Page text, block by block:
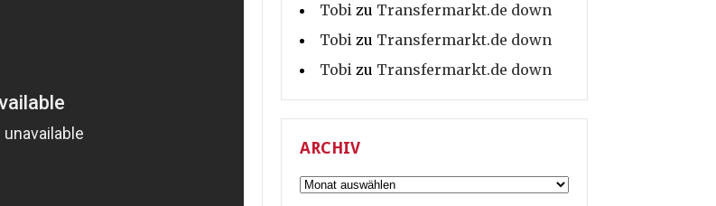
Tobi zu Transfermarkt.de down
Tobi zu Transfermarkt.de down
Tobi zu Transfermarkt.de down
ARCHIV
Archiv